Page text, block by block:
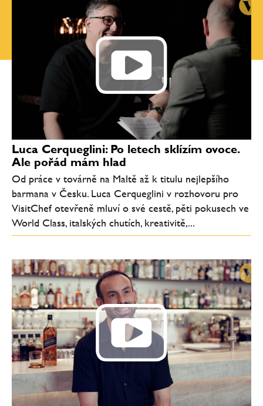
Luca Cerqueglini: Po letech sklízím ovoce.
Ale pořád mám hlad
Od práce v továrně na Maltě až k titulu nejlepšího
barmana v Česku. Luca Cerqueglini v rozhovoru pro
VisitChef otevřeně mluví o své cestě, pěti pokusech ve
World Class, italských chutích, kreativitě,...